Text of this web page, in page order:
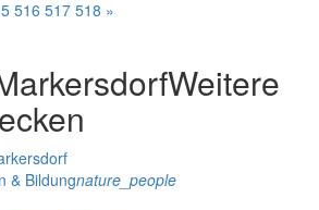
516 517 518 »
Weitere
& Bildungnature_people